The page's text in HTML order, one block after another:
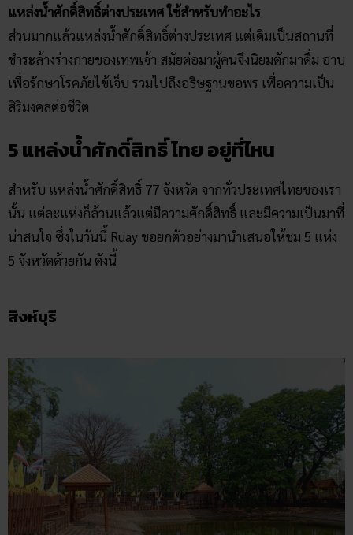
แหล่งน้ำศักดิ์สิทธิ์ต่างประเทศใช้สำหรับทำอะไร
ส่วนมากแล้วแหล่งน้ำศักดิ์สิทธิ์ต่างประเทศ แต่เดิมเป็นสถานที่
ชำระล้างร่างกายของเทพเจ้า สมัยต่อมาผู้คนจึงนิยมตักมาดื่ม อาบ
เพื่อรักษาโรคภัยไข้เจ็บ รวมไปถึงอธิษฐานขอพร เพื่อความเป็น
สิริมงคลต่อชีวิต
5 แหล่งน้ำศักดิ์สิทธิ์ ไทย อยู่ที่ไหน
สำหรับ แหล่งน้ำศักดิ์สิทธิ์ 77 จังหวัด จากทั่วประเทศไทยของเรา
นั้น แต่ละแห่งก็ล้วนแล้วแต่มีความศักดิ์สิทธิ์ และมีความเป็นมาที่
น่าสนใจ ซึ่งในวันนี้ Ruay ขอยกตัวอย่างมานำเสนอให้ชม 5 แห่ง
5 จังหวัดด้วยกัน ดังนี้
สิงห์บุรี